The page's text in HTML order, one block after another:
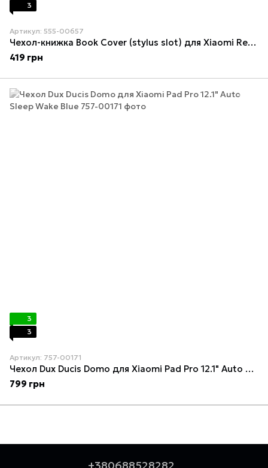
3
Артикул: 555-00657
Чехол-книжка Book Cover (stylus slot) для Xiaomi Redmi Pad Pro (12.1") / Poco Pad (12.1") Black
419 грн
3
3
Артикул: 757-00171
Чехол Dux Ducis Domo для Xiaomi Pad Pro 12.1" Auto Sleep Wake Blue
799 грн